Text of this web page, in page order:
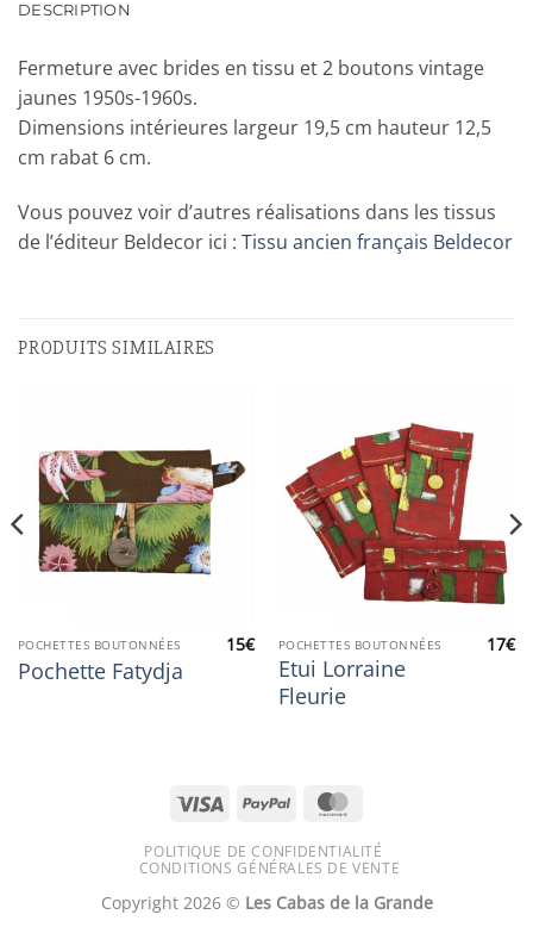
DESCRIPTION
Fermeture avec brides en tissu et 2 boutons vintage
jaunes 1950s-1960s.
Dimensions intérieures largeur 19,5 cm hauteur 12,5
cm rabat 6 cm.
Vous pouvez voir d’autres réalisations dans les tissus
de l’éditeur Beldecor ici : Tissu ancien français Beldecor
PRODUITS SIMILAIRES
POCHETTES BOUTONNÉES
Pochette Fatydja
15€ POCHETTES BOUTONNÉES
Etui Lorraine
Fleurie
17€
Visa PayPal
POLITIQUE DE CONFIDENTIALITÉ
CONDITIONS GÉNÉRALES DE VENTE
Copyright 2026 © Les Cabas de la Grande